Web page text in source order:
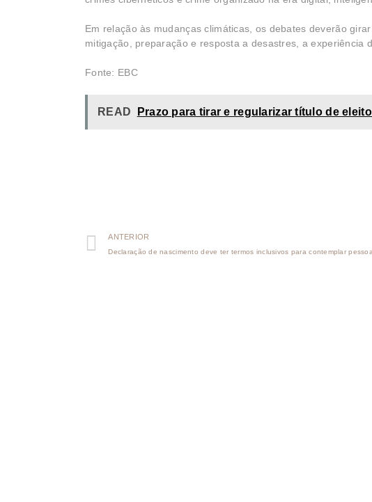
Em relação às mudanças climáticas, os debates deverão
mitigação, preparação e resposta a desastres, a experiência
Fonte: EBC
READ Prazo para tirar e regularizar título de
ANTERIOR